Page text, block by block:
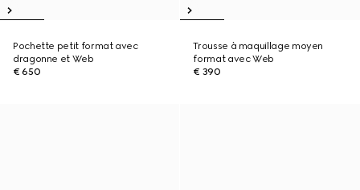
Pochette petit format avec
dragonne et Web
€ 650
Trousse à maquillage moyen
format avec Web
€ 390